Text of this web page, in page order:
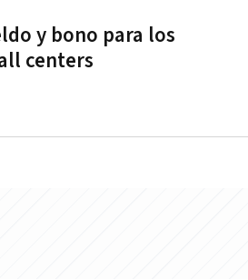
y bono para los
centers